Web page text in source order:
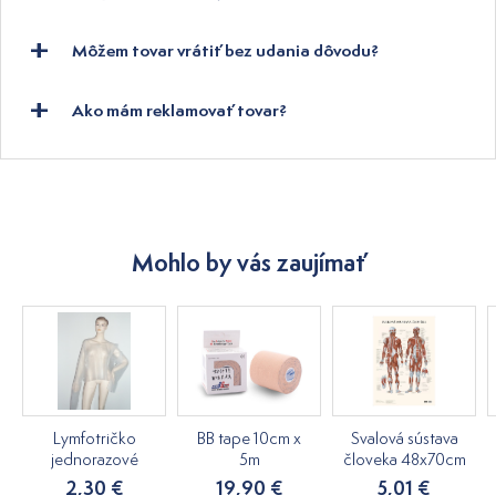
Môžem tovar vrátiť bez udania dôvodu?
Ako mám reklamovať tovar?
Mohlo by vás zaujímať
Lymfotričko
jednorazové
2,30 €
BB tape 10cm x
5m
19,90 €
Svalová sústava
človeka 48x70cm
5,01 €